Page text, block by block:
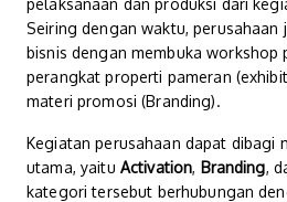
pelaksanaan dan produksi dari
Seiring dengan waktu, perusahaan
bisnis dengan membuka workshop
perangkat properti pameran
materi promosi (Branding).
Kegiatan perusahaan dapat dibagi
utama, yaitu Activation, Branding,
kategori tersebut berhubungan